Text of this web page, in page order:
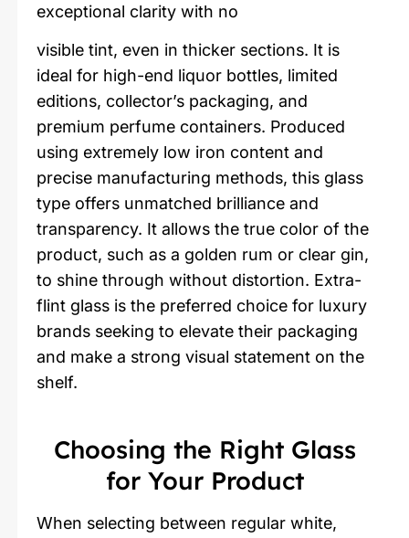
exceptional clarity with no
visible tint, even in thicker sections. It is
ideal for high-end liquor bottles, limited
editions, collector’s packaging, and
premium perfume containers. Produced
using extremely low iron content and
precise manufacturing methods, this glass
type offers unmatched brilliance and
transparency. It allows the true color of the
product, such as a golden rum or clear gin,
to shine through without distortion. Extra-
flint glass is the preferred choice for luxury
brands seeking to elevate their packaging
and make a strong visual statement on the
shelf.
Choosing the Right Glass
for Your Product
When selecting between regular white,